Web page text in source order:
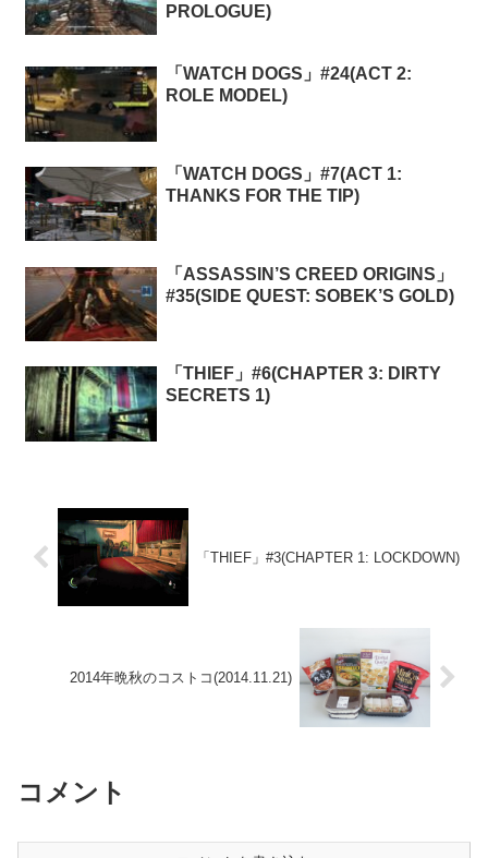
PROLOGUE)
「WATCH DOGS」#24(ACT 2:
ROLE MODEL)
「WATCH DOGS」#7(ACT 1:
THANKS FOR THE TIP)
「ASSASSIN’S CREED ORIGINS」
#35(SIDE QUEST: SOBEK’S GOLD)
「THIEF」#6(CHAPTER 3: DIRTY
SECRETS 1)
「THIEF」#3(CHAPTER 1: LOCKDOWN)
2014年晩秋のコストコ(2014.11.21)
コメント